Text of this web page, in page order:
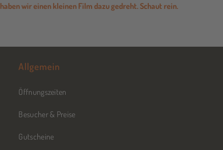
haben wir einen kleinen Film dazu gedreht. Schaut rein.
Allgemein
Öffnungszeiten
Besucher & Preise
Gutscheine